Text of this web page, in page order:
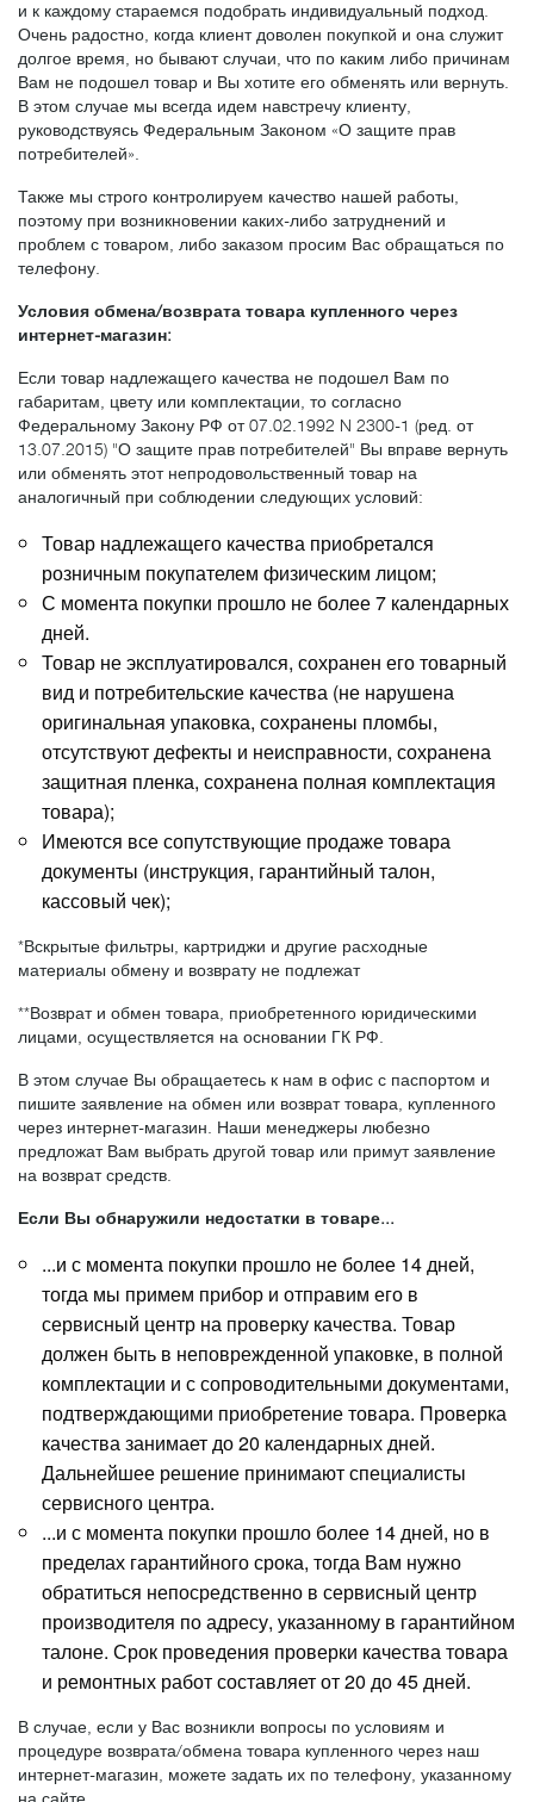
и к каждому стараемся подобрать индивидуальный подход.
Очень радостно, когда клиент доволен покупкой и она служит
долгое время, но бывают случаи, что по каким либо причинам
Вам не подошел товар и Вы хотите его обменять или вернуть.
В этом случае мы всегда идем навстречу клиенту,
руководствуясь Федеральным Законом «О защите прав
потребителей».
Также мы строго контролируем качество нашей работы,
поэтому при возникновении каких-либо затруднений и
проблем с товаром, либо заказом просим Вас обращаться по
телефону.
Условия обмена/возврата товара купленного через
интернет-магазин:
Если товар надлежащего качества не подошел Вам по
габаритам, цвету или комплектации, то согласно
Федеральному Закону РФ от 07.02.1992 N 2300-1 (ред. от
13.07.2015) "О защите прав потребителей" Вы вправе вернуть
или обменять этот непродовольственный товар на
аналогичный при соблюдении следующих условий:
Товар надлежащего качества приобретался
розничным покупателем физическим лицом;
С момента покупки прошло не более 7 календарных
дней.
Товар не эксплуатировался, сохранен его товарный
вид и потребительские качества (не нарушена
оригинальная упаковка, сохранены пломбы,
отсутствуют дефекты и неисправности, сохранена
защитная пленка, сохранена полная комплектация
товара);
Имеются все сопутствующие продаже товара
документы (инструкция, гарантийный талон,
кассовый чек);
*Вскрытые фильтры, картриджи и другие расходные
материалы обмену и возврату не подлежат
**Возврат и обмен товара, приобретенного юридическими
лицами, осуществляется на основании ГК РФ.
В этом случае Вы обращаетесь к нам в офис с паспортом и
пишите заявление на обмен или возврат товара, купленного
через интернет-магазин. Наши менеджеры любезно
предложат Вам выбрать другой товар или примут заявление
на возврат средств.
Если Вы обнаружили недостатки в товаре...
...и с момента покупки прошло не более 14 дней,
тогда мы примем прибор и отправим его в
сервисный центр на проверку качества. Товар
должен быть в неповрежденной упаковке, в полной
комплектации и с сопроводительными документами,
подтверждающими приобретение товара. Проверка
качества занимает до 20 календарных дней.
Дальнейшее решение принимают специалисты
сервисного центра.
...и с момента покупки прошло более 14 дней, но в
пределах гарантийного срока, тогда Вам нужно
обратиться непосредственно в сервисный центр
производителя по адресу, указанному в гарантийном
талоне. Срок проведения проверки качества товара
и ремонтных работ составляет от 20 до 45 дней.
В случае, если у Вас возникли вопросы по условиям и
процедуре возврата/обмена товара купленного через наш
интернет-магазин, можете задать их по телефону, указанному